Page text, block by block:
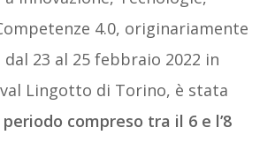
4.0, originariamente
23 al 25 febbraio 2022 in
Lingotto di Torino, è stata
compreso tra il 6 e l’8